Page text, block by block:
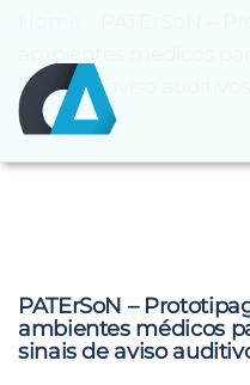
PATErSoN –
sinais de aviso auditivos
PATErSoN –
ambientes médicos
sinais de aviso